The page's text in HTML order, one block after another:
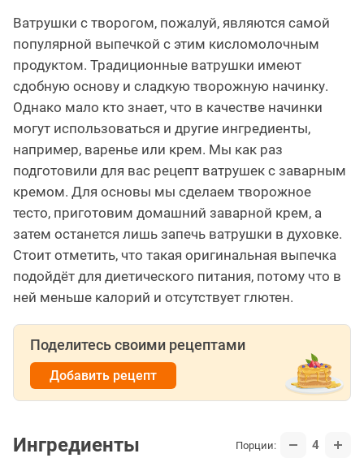
Ватрушки с творогом, пожалуй, являются самой
популярной выпечкой с этим кисломолочным
продуктом. Традиционные ватрушки имеют
сдобную основу и сладкую творожную начинку.
Однако мало кто знает, что в качестве начинки
могут использоваться и другие ингредиенты,
например, варенье или крем. Мы как раз
подготовили для вас рецепт ватрушек с заварным
кремом. Для основы мы сделаем творожное
тесто, приготовим домашний заварной крем, а
затем останется лишь запечь ватрушки в духовке.
Стоит отметить, что такая оригинальная выпечка
подойдёт для диетического питания, потому что в
ней меньше калорий и отсутствует глютен.
Поделитесь своими рецептами
Добавить рецепт
Ингредиенты Порции: 4